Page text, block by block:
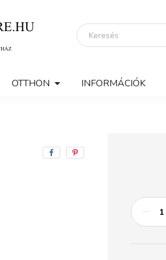
OTTHON INFORMÁCIÓK